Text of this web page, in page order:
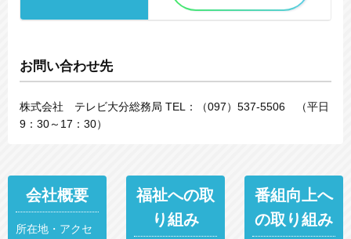
お問い合わせ先
株式会社 テレビ大分総務局 TEL：（097）537-5506 （平日
9：30～17：30）
会社概要
所在地・アクセ
福祉への取
り組み
番組向上へ
の取り組み